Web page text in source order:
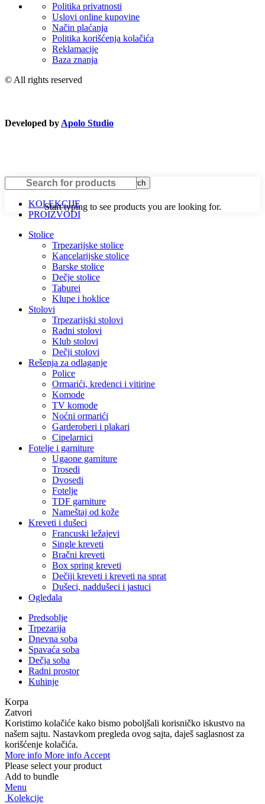
Politika privatnosti
Uslovi online kupovine
Način plaćanja
Politika korišćenja kolačića
Reklamacije
Baza znanja
© All rights reserved
Developed by Apolo Studio
Start typing to see products you are looking for.
Search
KOLEKCIJE
PROIZVODI
Stolice
Trpezarijske stolice
Kancelarijske stolice
Barske stolice
Dečje stolice
Taburei
Klupe i hoklice
Stolovi
Trpezarijski stolovi
Radni stolovi
Klub stolovi
Dečji stolovi
Rešenja za odlaganje
Police
Ormarići, kredenci i vitirine
Komode
TV komode
Noćni ormarići
Garderoberi i plakari
Cipelarnici
Fotelje i garniture
Ugaone garniture
Trosedi
Dvosedi
Fotelje
TDF garniture
Nameštaj od kože
Kreveti i dušeci
Francuski ležajevi
Single kreveti
Bračni kreveti
Box spring kreveti
Dečiji kreveti i kreveti na sprat
Dušeci, naddušeci i jastuci
Ogledala
Predsoblje
Trpezarija
Dnevna soba
Spavaća soba
Dečja soba
Radni prostor
Kuhinje
Koristimo kolačiće kako bismo poboljšali korisničko iskustvo na
našem sajtu. Nastavkom pregleda ovog sajta, daješ saglasnost za
korišćenje kolačića.​
More info More info Accept
Please select your product
Add to bundle
Menu
Kolekcije